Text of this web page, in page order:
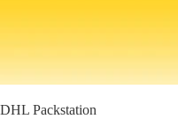
DHL Packstation